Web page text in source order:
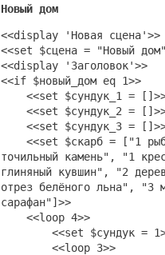
Новый дом
<<display 'Новая сцена'>>
<<set $сцена = "Новый
<<display 'Заголовок'>>
<<if $новый_дом eq 1>>
<<set $сундук_1 =
<<set $сундук_2 =
<<set $сундук_3 =
<<set $скарб = ["1
точильный камень", "1
глиняный кувшин", "2
отрез белёного льна", "3
сарафан"]>>
<<loop 4>>
<<set $сундук =
<<loop 3>>